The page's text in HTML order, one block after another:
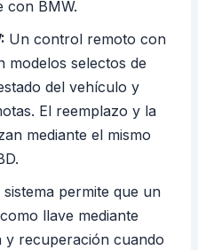
con BMW.
Un control remoto con
modelos selectos de
del vehículo y
El reemplazo y la
mediante el mismo
sistema permite que un
llave mediante
y recuperación cuando